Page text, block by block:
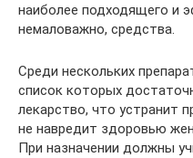
наиболее подходящего и
немаловажно, средства.
Среди нескольких
список которых
лекарство, что устранит
не навредит здоровью
При назначении должны